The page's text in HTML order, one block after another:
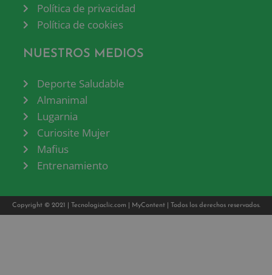
Política de privacidad
Política de cookies
NUESTROS MEDIOS
Deporte Saludable
Almanimal
Lugarnia
Curiosite Mujer
Mafius
Entrenamiento
Copyright © 2021 | Tecnologiaclic.com MyContent| Todos los derechos reservados.